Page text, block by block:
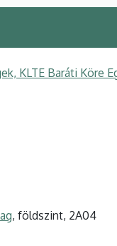
KLTE Baráti Köre
, földszint, 2A04